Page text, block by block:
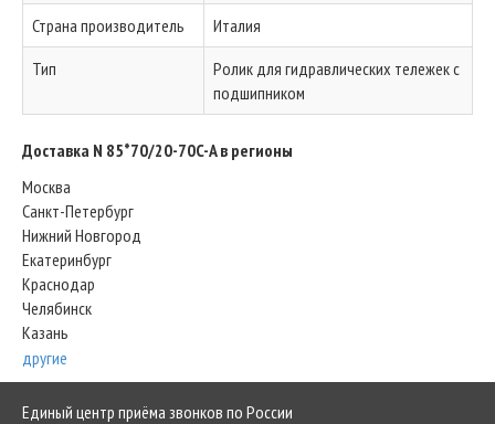
Страна производитель
Италия
Тип
Ролик для гидравлических тележек с
подшипником
Доставка N 85*70/20-70C-A в регионы
Москва
Санкт-Петербург
Нижний Новгород
Екатеринбург
Краснодар
Челябинск
Казань
другие
Единый центр приёма звонков по России